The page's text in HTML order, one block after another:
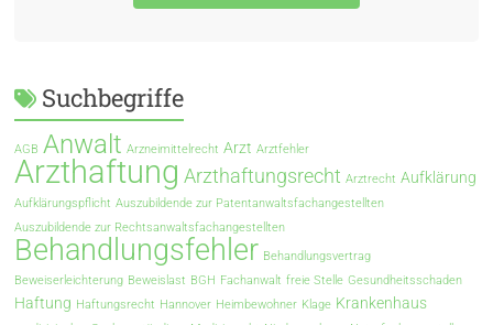
Suchbegriffe
AGB Anwalt Arzneimittelrecht Arzt Arztfehler
Arzthaftung Arzthaftungsrecht Arztrecht Aufklärung
Aufklärungspflicht Auszubildende zur Patentanwaltsfachangestellten
Auszubildende zur Rechtsanwaltsfachangestellten
Behandlungsfehler Behandlungsvertrag
Beweiserleichterung Beweislast BGH Fachanwalt freie Stelle Gesundheitsschaden
Haftung Haftungsrecht Hannover Heimbewohner Klage Krankenhaus